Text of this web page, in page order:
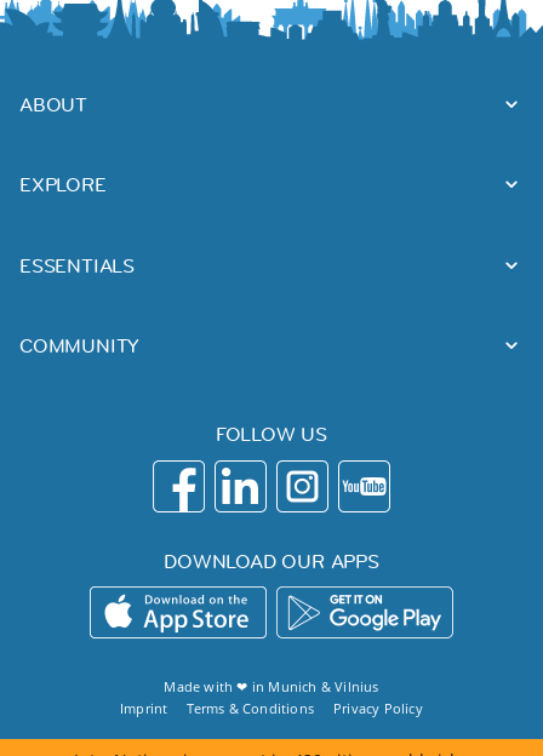
ABOUT
EXPLORE
ESSENTIALS
COMMUNITY
FOLLOW US
DOWNLOAD OUR APPS
Made with ❤ in Munich &Vilnius
Imprint
Terms & Conditions Privacy Policy